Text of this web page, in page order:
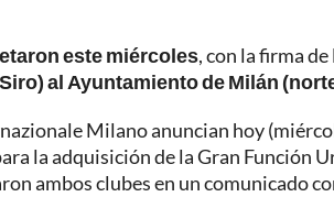
este miércoles, con la firma
al Ayuntamiento de Milán
Milano anuncian hoy
la adquisición de la Gran Función
ambos clubes en un comunicado